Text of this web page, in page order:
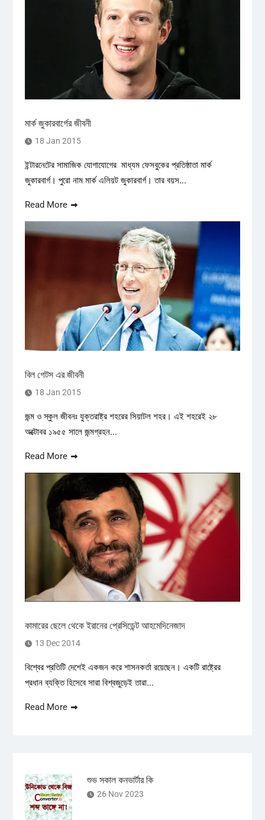
মার্ক জুকারবার্গের জীবনী
18 Jan 2015
ইন্টারনেটের সামাজিক যোগাযোগের মাধ্যম ফেসবুকের প্রতিষ্ঠাতা মার্ক
জুকারবার্গ। পুরো নাম মার্ক এলিয়ট জুকারবার্গ। তার বয়স...
Read More
বিল গেটস এর জীবনী
18 Jan 2015
জন্ম ও স্কুল জীবনঃ যুক্তরাষ্ট্র শহরের সিয়াটল শহর। এই শহরেই ২৮
অক্টোবর ১৯৫৫ সালে জন্মগ্রহন...
Read More
কামারের ছেলে থেকে ইরানের প্রেসিডেন্ট আহমেদিনেজাদ
13 Dec 2014
বিশ্বের প্রতিটি দেশেই একজন করে শাসনকর্তা রয়েছেন। একটি রাষ্ট্রের
প্রধান ব্যক্তি হিসেবে সারা বিশ্বজুড়েই তারা...
Read More
শুভ সকাল কনভার্টার কি
26 Nov 2023